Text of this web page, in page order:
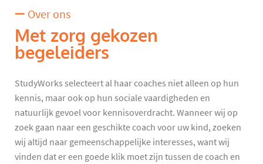
Over ons
Met zorg gekozen
begeleiders
StudyWorks selecteert al haar coaches niet alleen op hun
kennis, maar ook op hun sociale vaardigheden en
natuurlijk gevoel voor kennisoverdracht. Wanneer wij op
zoek gaan naar een geschikte coach voor uw kind, zoeken
wij altijd naar gemeenschappelijke interesses, want wij
vinden dat er een goede klik moet zijn tussen de coach en